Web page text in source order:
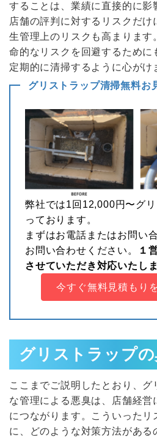
することは、業績に直接的に影
店舗の評判に対するリスクだけ
生管理上のリスクも高まります
命的なリスクを回避するために
定期的に清掃するように心がけ
グリストラップ清掃無料お
弊社では1回12,000円〜グ
っております。
まずはお電話またはお問い
お問い合わせください。
１
させていただき対応いたしま
今すぐ無料見積もり
グリストラップ
ここまでご説明したとおり、グ
な管理による悪臭は、店舗経営
につながります。こういったリ
に、どのような対策方法がある